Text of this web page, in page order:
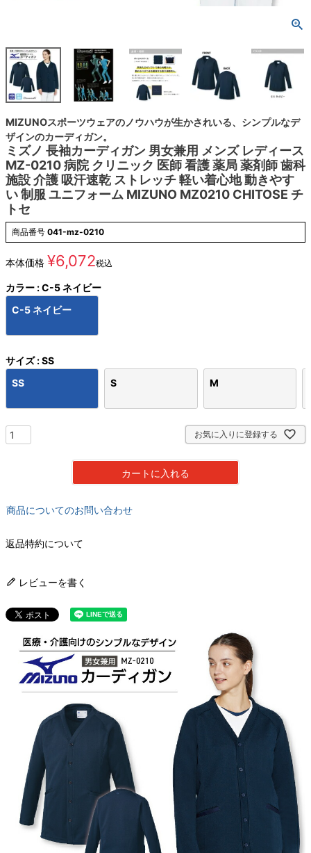
MIZUNOスポーツウェアのノウハウが生かされいる、シンプルなデ
ザインのカーディガン。
ミズノ 長袖カーディガン 男女兼用 メンズ レディース
MZ-0210 病院 クリニック 医師 看護 薬局 薬剤師 歯科
施設 介護 吸汗速乾 ストレッチ 軽い着心地 動きやす
い 制服 ユニフォーム MIZUNO MZ0210 CHITOSE チ
トセ
商品番号 041-mz-0210
本体価格 ¥6,072税込
カラー C-5 ネイビー
C-5 ネイビー
サイズ SS
SS
S M
お気に入りに登録する
カートに入れる
商品についてのお問い合わせ
返品特約について
レビューを書く